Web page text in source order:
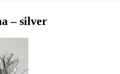
– silver